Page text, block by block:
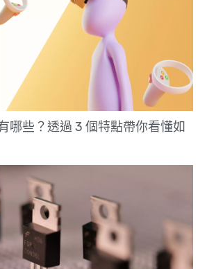
哪些？透過 3 個特點帶你看懂如